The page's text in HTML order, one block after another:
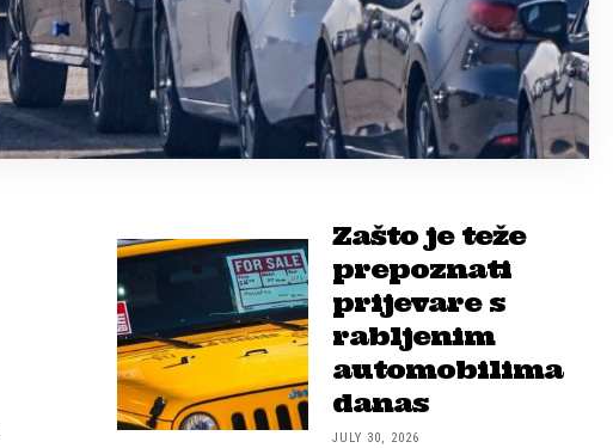
Zašto je teže
prepoznati
prijevare s
rabljenim
automobilima
danas
JULY 30, 2026